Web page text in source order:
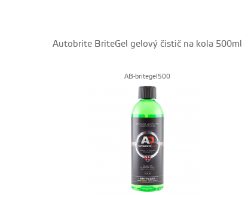
Autobrite BriteGel gelový čistič na kola 500ml
AB-britegel500